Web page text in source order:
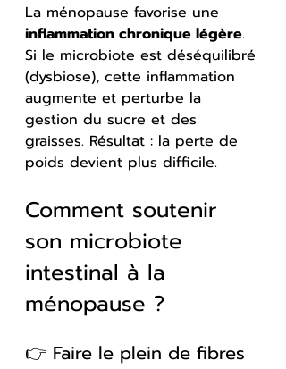
La ménopause favorise une
inflammation chronique légère.
Si le microbiote est déséquilibré
(dysbiose), cette inflammation
augmente et perturbe la
gestion du sucre et des
graisses. Résultat : la perte de
poids devient plus difficile.
Comment soutenir
son microbiote
intestinal à la
ménopause ?
👉 Faire le plein de fibres